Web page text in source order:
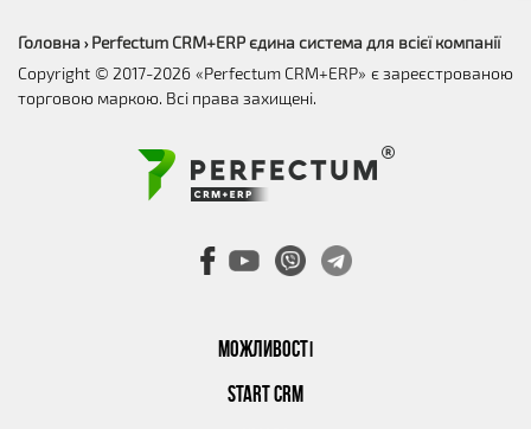
МОЖЛИВОСТІ
START CRM
Головна › Perfectum CRM+ERP єдина система для всієї компанії
Copyright © 2017-2026 «Perfectum CRM+ERP» є зареєстрованою
торговою маркою. Всі права захищені.